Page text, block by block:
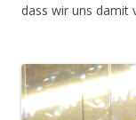
dass wir uns damit